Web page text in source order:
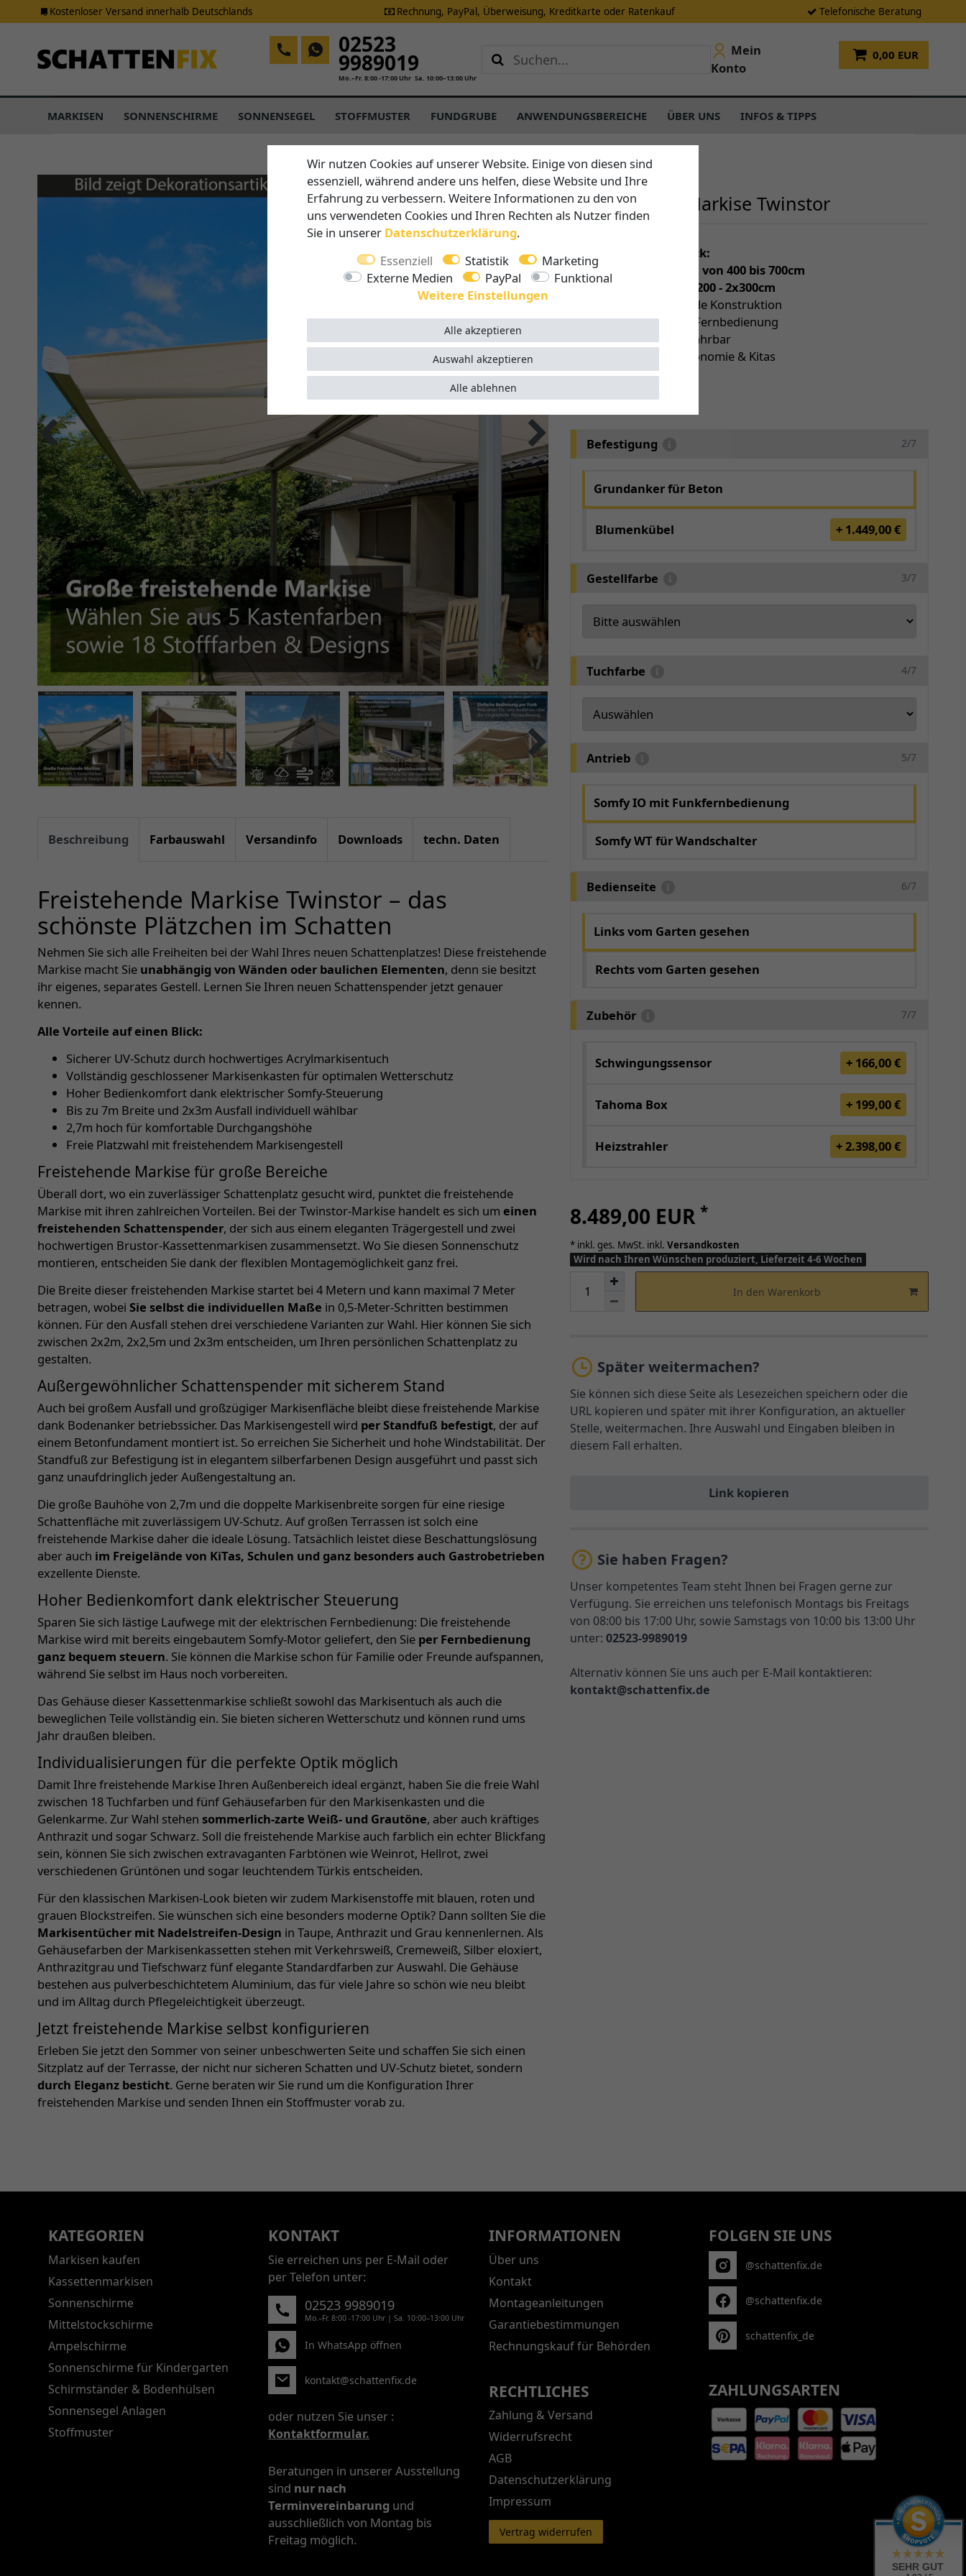
Kostenloser Versand innerhalb Deutschlands Rechnung, PayPal, Überweisung, Kreditkarte oder Ratenkauf Telefonische Beratung
0,00 EUR
02523
9989019
Mo.–Fr. 8:00 -17:00 Uhr Sa. 10:00–13:00 Uhr
Mein
Konto
MARKISEN SONNENSCHIRME SONNENSEGEL STOFFMUSTER FUNDGRUBE ANWENDUNGSBEREICHE ÜBER UNS INFOS & TIPPS
Beschreibung Farbauswahl Versandinfo Downloads techn. Daten
Freistehende Markise Twinstor – das
schönste Plätzchen im Schatten
Nehmen Sie sich alle Freiheiten bei der Wahl Ihres neuen Schattenplatzes! Diese freistehende
Markise macht Sie unabhängig von Wänden oder baulichen Elementen, denn sie besitzt
ihr eigenes, separates Gestell. Lernen Sie Ihren neuen Schattenspender jetzt genauer
kennen.
Alle Vorteile auf einen Blick:
Sicherer UV-Schutz durch hochwertiges Acrylmarkisentuch
Vollständig geschlossener Markisenkasten für optimalen Wetterschutz
Hoher Bedienkomfort dank elektrischer Somfy-Steuerung
Bis zu 7m Breite und 2x3m Ausfall individuell wählbar
2,7m hoch für komfortable Durchgangshöhe
Freie Platzwahl mit freistehendem Markisengestell
Freistehende Markise für große Bereiche
Überall dort, wo ein zuverlässiger Schattenplatz gesucht wird, punktet die freistehende
Markise mit ihren zahlreichen Vorteilen. Bei der Twinstor-Markise handelt es sich um einen
freistehenden Schattenspender, der sich aus einem eleganten Trägergestell und zwei
hochwertigen Brustor-Kassettenmarkisen zusammensetzt. Wo Sie diesen Sonnenschutz
montieren, entscheiden Sie dank der flexiblen Montagemöglichkeit ganz frei.
Die Breite dieser freistehenden Markise startet bei 4 Metern und kann maximal 7 Meter
betragen, wobei Sie selbst die individuellen Maße in 0,5-Meter-Schritten bestimmen
können. Für den Ausfall stehen drei verschiedene Varianten zur Wahl. Hier können Sie sich
zwischen 2x2m, 2x2,5m und 2x3m entscheiden, um Ihren persönlichen Schattenplatz zu
gestalten.
Außergewöhnlicher Schattenspender mit sicherem Stand
Auch bei großem Ausfall und großzügiger Markisenfläche bleibt diese freistehende Markise
dank Bodenanker betriebssicher. Das Markisengestell wird per Standfuß befestigt, der auf
einem Betonfundament montiert ist. So erreichen Sie Sicherheit und hohe Windstabilität. Der
Standfuß zur Befestigung ist in elegantem silberfarbenen Design ausgeführt und passt sich
ganz unaufdringlich jeder Außengestaltung an.
Die große Bauhöhe von 2,7m und die doppelte Markisenbreite sorgen für eine riesige
Schattenfläche mit zuverlässigem UV-Schutz. Auf großen Terrassen ist solch eine
freistehende Markise daher die ideale Lösung. Tatsächlich leistet diese Beschattungslösung
aber auch im Freigelände von KiTas, Schulen und ganz besonders auch Gastrobetrieben
exzellente Dienste.
Hoher Bedienkomfort dank elektrischer Steuerung
Sparen Sie sich lästige Laufwege mit der elektrischen Fernbedienung: Die freistehende
Markise wird mit bereits eingebautem Somfy-Motor geliefert, den Sie per Fernbedienung
ganz bequem steuern. Sie können die Markise schon für Familie oder Freunde aufspannen,
während Sie selbst im Haus noch vorbereiten.
Das Gehäuse dieser Kassettenmarkise schließt sowohl das Markisentuch als auch die
beweglichen Teile vollständig ein. Sie bieten sicheren Wetterschutz und können rund ums
Jahr draußen bleiben.
Individualisierungen für die perfekte Optik möglich
Damit Ihre freistehende Markise Ihren Außenbereich ideal ergänzt, haben Sie die freie Wahl
zwischen 18 Tuchfarben und fünf Gehäusefarben für den Markisenkasten und die
Gelenkarme. Zur Wahl stehen sommerlich-zarte Weiß- und Grautöne, aber auch kräftiges
Anthrazit und sogar Schwarz. Soll die freistehende Markise auch farblich ein echter Blickfang
sein, können Sie sich zwischen extravaganten Farbtönen wie Weinrot, Hellrot, zwei
verschiedenen Grüntönen und sogar leuchtendem Türkis entscheiden.
Für den klassischen Markisen-Look bieten wir zudem Markisenstoffe mit blauen, roten und
grauen Blockstreifen. Sie wünschen sich eine besonders moderne Optik? Dann sollten Sie die
Markisentücher mit Nadelstreifen-Design in Taupe, Anthrazit und Grau kennenlernen. Als
Gehäusefarben der Markisenkassetten stehen mit Verkehrsweiß, Cremeweiß, Silber eloxiert,
Anthrazitgrau und Tiefschwarz fünf elegante Standardfarben zur Auswahl. Die Gehäuse
bestehen aus pulverbeschichtetem Aluminium, das für viele Jahre so schön wie neu bleibt
und im Alltag durch Pflegeleichtigkeit überzeugt.
Jetzt freistehende Markise selbst konfigurieren
Erleben Sie jetzt den Sommer von seiner unbeschwerten Seite und schaffen Sie sich einen
Sitzplatz auf der Terrasse, der nicht nur sicheren Schatten und UV-Schutz bietet, sondern
durch Eleganz besticht. Gerne beraten wir Sie rund um die Konfiguration Ihrer
freistehenden Markise und senden Ihnen ein Stoffmuster vorab zu.
Brustor
Freistehende Markise Twinstor
Vorteile auf einen Blick:
Breite individuell von 400 bis 700cm
Ausfall (Tiefe) 2x200 - 2x300cm
stabile freistehende Konstruktion
Somfy Motor mit Fernbedienung
automatisch ausfahrbar
optimal für Gastronomie & Kitas
Befestigung 2/7
Grundanker für Beton
Blumenkübel + 1.449,00 €
Gestellfarbe 3/7
Tuchfarbe 4/7
Antrieb 5/7
Somfy IO mit Funkfernbedienung
Somfy WT für Wandschalter
Bedienseite 6/7
Links vom Garten gesehen
Rechts vom Garten gesehen
Zubehör 7/7
Schwingungssensor + 166,00 €
Tahoma Box + 199,00 €
Heizstrahler + 2.398,00 €
8.489,00 EUR *
* inkl. ges. MwSt. inkl. Versandkosten
Wird nach Ihren Wünschen produziert, Lieferzeit 4-6 Wochen
In den Warenkorb
Später weitermachen?
Sie können sich diese Seite als Lesezeichen speichern oder die
URL kopieren und später mit ihrer Konfiguration, an aktueller
Stelle, weitermachen. Ihre Auswahl und Eingaben bleiben in
diesem Fall erhalten.
Link kopieren
Sie haben Fragen?
Unser kompetentes Team steht Ihnen bei Fragen gerne zur
Verfügung. Sie erreichen uns telefonisch Montags bis Freitags
von 08:00 bis 17:00 Uhr, sowie Samstags von 10:00 bis 13:00 Uhr
unter: 02523-9989019
Alternativ können Sie uns auch per E-Mail kontaktieren:
kontakt@schattenfix.de
KATEGORIEN
Markisen kaufen
Kassettenmarkisen
Sonnenschirme
Mittelstockschirme
Ampelschirme
Sonnenschirme für Kindergarten
Schirmständer & Bodenhülsen
Sonnensegel Anlagen
Stoffmuster
KONTAKT
Sie erreichen uns per E-Mail oder
per Telefon unter:
02523 9989019
Mo.–Fr. 8:00 -17:00 Uhr | Sa. 10:00–13:00 Uhr
In WhatsApp öffnen
kontakt@schattenfix.de
oder nutzen Sie unser :
Kontaktformular.
Beratungen in unserer Ausstellung
sind nur nach
Terminvereinbarung und
ausschließlich von Montag bis
Freitag möglich.
INFORMATIONEN
Über uns
Kontakt
Montageanleitungen
Garantiebestimmungen
Rechnungskauf für Behörden
RECHTLICHES
Zahlung & Versand
Widerrufsrecht
AGB
Datenschutzerklärung
Impressum
Vertrag widerrufen
FOLGEN SIE UNS
@schattenfix.de
@schattenfix.de
schattenfix_de
ZAHLUNGSARTEN
Wir nutzen Cookies auf unserer Website. Einige von diesen sind
essenziell, während andere uns helfen, diese Website und Ihre
Erfahrung zu verbessern. Weitere Informationen zu den von
uns verwendeten Cookies und Ihren Rechten als Nutzer finden
Sie in unserer Daten­schutz­erklärung.
Essenziell
Statistik
Marketing
Externe Medien
PayPal
Funktional
Weitere Einstellungen
Alle akzeptieren
Alle ablehnen
Auswahl akzeptieren
SEHR GUT